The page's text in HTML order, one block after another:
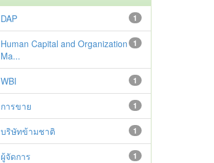
1
DAP
1
Human Capital and Organization
Ma...
1
WBI
1
การขาย
1
บริษัทข้ามชาติ
1
ผู้จัดการ